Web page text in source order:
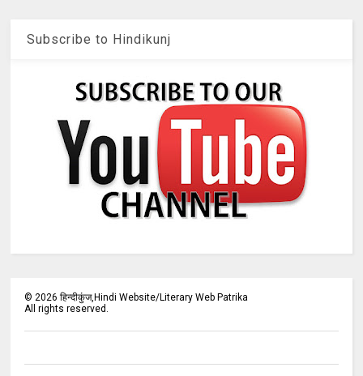
Subscribe to Hindikunj
©2026 हिन्दीकुंज,Hindi Website/Literary Web Patrika
All rights reserved.